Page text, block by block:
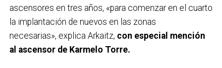
ascensores en tres años, «para comenzar en el cuarto
la implantación de nuevos en las zonas
necesarias», explica Arkaitz, con especial mención
al ascensor de Karmelo Torre.